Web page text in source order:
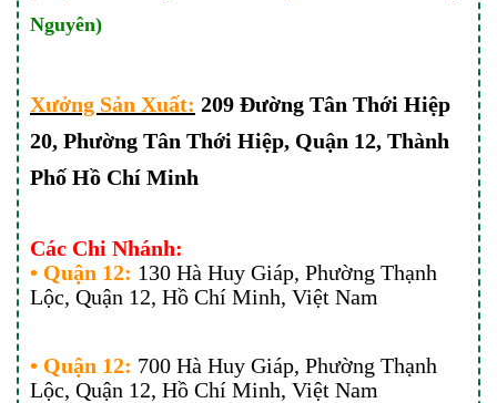
Nguyên)
Xưởng Sản Xuất: 209 Đường Tân Thới Hiệp
20, Phường Tân Thới Hiệp, Quận 12, Thành
Phố Hồ Chí Minh
Các Chi Nhánh:
• Quận 12: 130 Hà Huy Giáp, Phường Thạnh
Lộc, Quận 12, Hồ Chí Minh, Việt Nam
• Quận 12: 700 Hà Huy Giáp, Phường Thạnh
Lộc, Quận 12, Hồ Chí Minh, Việt Nam